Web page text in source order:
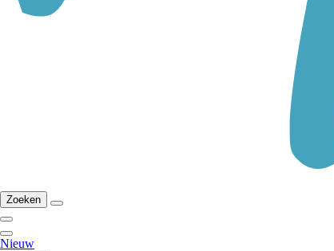
Zoeken
Nieuw